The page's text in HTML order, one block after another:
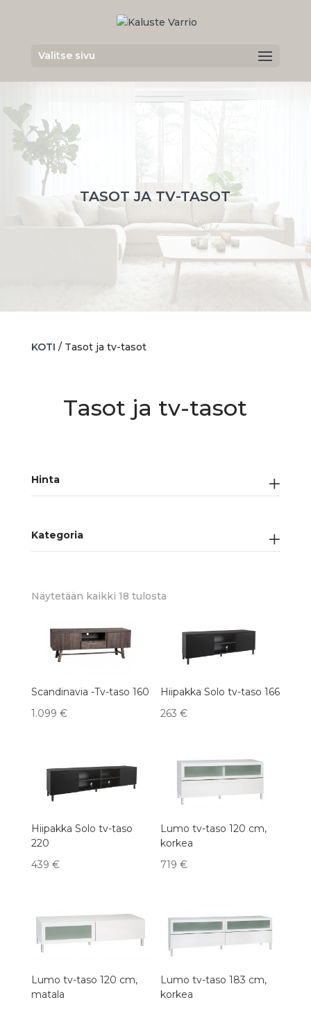
Valitse sivu
TASOT JA TV-TASOT
KOTI / Tasot ja tv-tasot
Tasot ja tv-tasot
Hinta
Kategoria
Näytetään kaikki 18 tulostaSorted
Scandinavia -Tv-taso 160
1.099 €
Hiipakka Solo tv-taso 166
263€
Hiipakka Solo tv-taso
220
439 €
Lumo tv-taso 120 cm,
korkea
719€
Lumo tv-taso 120 cm,
matala
Lumo tv-taso 183 cm,
korkea